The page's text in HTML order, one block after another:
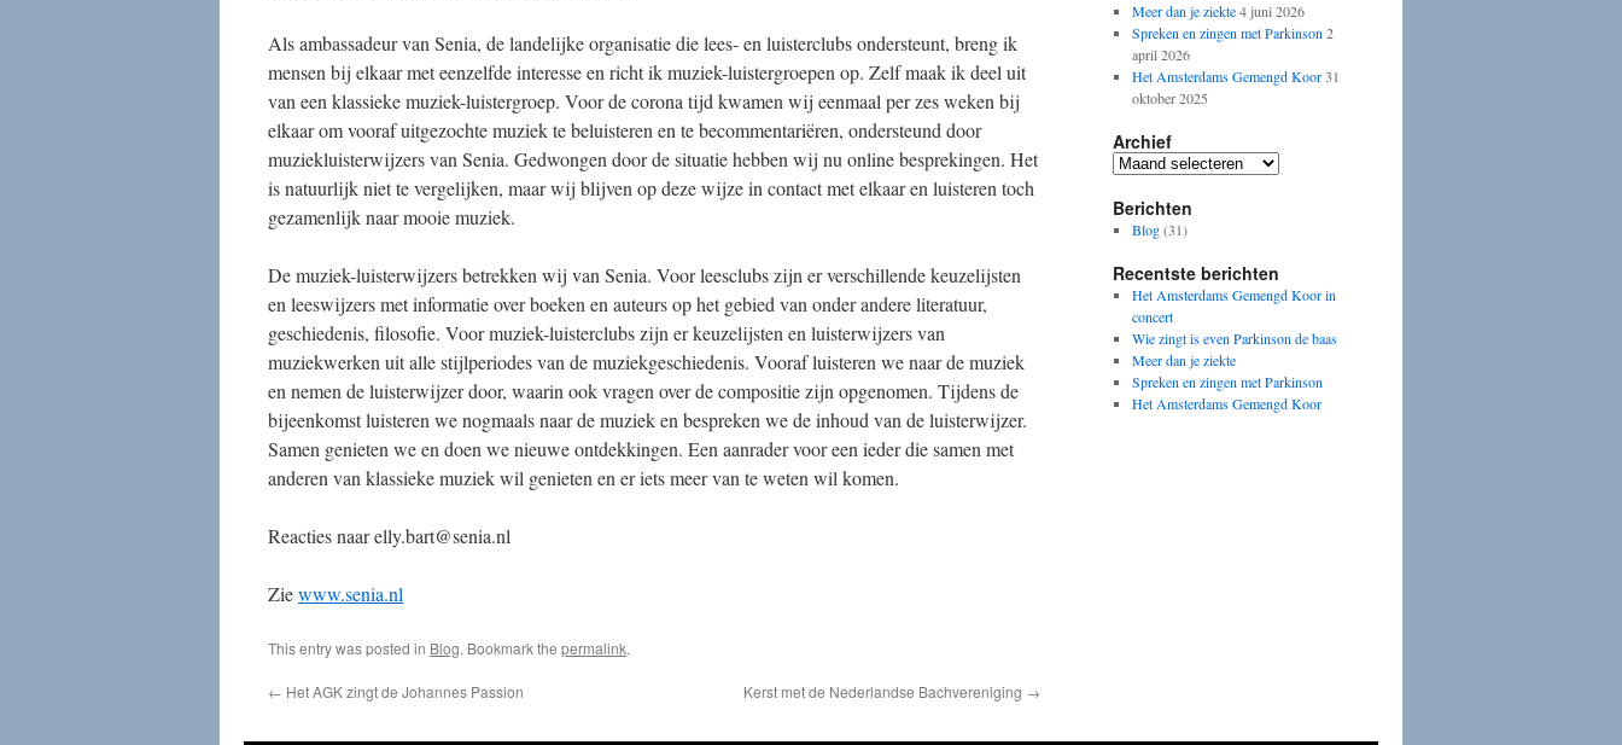
Als ambassadeur van Senia, de landelijke organisatie die lees- en luisterclubs ondersteunt, breng ik
mensen bij elkaar met eenzelfde interesse en richt ik muziek-luistergroepen op. Zelf maak ik deel uit
van een klassieke muziek-luistergroep. Voor de corona tijd kwamen wij eenmaal per zes weken bij
elkaar om vooraf uitgezochte muziek te beluisteren en te becommentariëren, ondersteund door
muziekluisterwijzers van Senia. Gedwongen door de situatie hebben wij nu online besprekingen. Het
is natuurlijk niet te vergelijken, maar wij blijven op deze wijze in contact met elkaar en luisteren toch
gezamenlijk naar mooie muziek.
De muziek-luisterwijzers betrekken wij van Senia. Voor leesclubs zijn er verschillende keuzelijsten
en leeswijzers met informatie over boeken en auteurs op het gebied van onder andere literatuur,
geschiedenis, filosofie. Voor muziek-luisterclubs zijn er keuzelijsten en luisterwijzers van
muziekwerken uit alle stijlperiodes van de muziekgeschiedenis. Vooraf luisteren we naar de muziek
en nemen de luisterwijzer door, waarin ook vragen over de compositie zijn opgenomen. Tijdens de
bijeenkomst luisteren we nogmaals naar de muziek en bespreken we de inhoud van de luisterwijzer.
Samen genieten we en doen we nieuwe ontdekkingen. Een aanrader voor een ieder die samen met
anderen van klassieke muziek wil genieten en er iets meer van te weten wil komen.
Reacties naarelly.bart@senia.nl
Ziewww.senia.nl
This entry was posted in Blog. Bookmark the permalink.
← Het AGK zingt de Johannes Passion Kerst met de Nederlandse Bachvereniging →
Meer dan je ziekte 4 juni 2026
Spreken en zingen met Parkinson 2
april 2026
Het Amsterdams Gemengd Koor 31
oktober 2025
Archief
Archief
Berichten
Blog(31)
Recentste berichten
Het Amsterdams Gemengd Koor in
concert
Wie zingt is even Parkinson de baas
Meer dan je ziekte
Spreken en zingen met Parkinson
Het Amsterdams Gemengd Koor